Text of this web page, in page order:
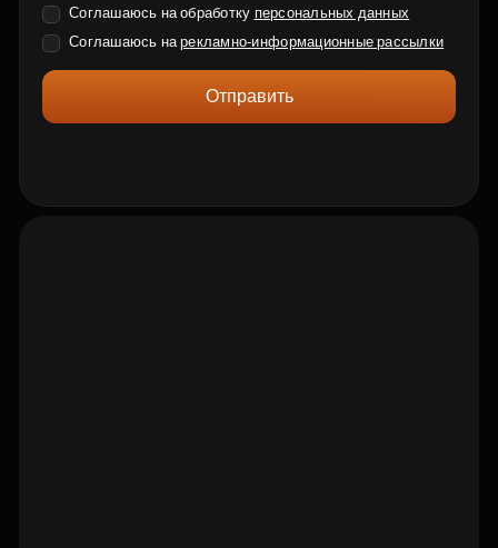
Соглашаюсь на обработку персональных данных
Соглашаюсь нарекламно-информационные рассылки
Отправить